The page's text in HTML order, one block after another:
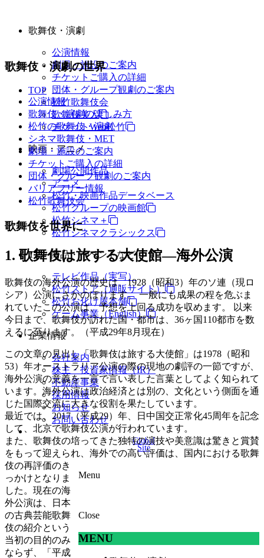
歌舞伎・演劇
公演情報
劇場・施設のご案内
チケットご購入の詳細
団体・グループ観劇のご案内
松竹歌舞伎会
歌舞伎美人
チケットWeb松竹
映画・アニメ
劇場公開作品
アニメ
松竹・映画作品データベース
松竹グループの映画館
松竹シネマ＋
松竹シネマクラシックス
TV・商品・イベントなど
テレビ作品（実写）
松竹ストア（通販サイト）
松竹お化け屋本舗
ゲーム事業（English）
企業情報
会社案内
株主・投資家情報（IR）
不動産事業
採用情報
お知らせ
お問い合わせ
Global
Site
Menu
Close
MENU
歌舞伎・演劇の世界
TOP
公演情報
歌舞伎・演劇の楽しみ方
松竹の歌舞伎・演劇
シネマ歌舞伎・MET
劇場・施設のご案内
チケットご購入の詳細
団体・グループ観劇のご案内
バリアフリー情報
松竹歌舞伎会
歌舞伎を世界に
1. 歌舞伎は旅する大使館―海外公演
歌舞伎の海外公演の歴史は、1928（昭和3）年のソ連（現ロ
シア）公演にさかのぼります。 一般にも成果の程を危ぶま
れていたこの公演は、予想を上回る成功を収めます。 以来
今日まで、歌舞伎が訪れた国・都市は、36ヶ国110都市を数
えるに至ります。（平成29年8月現在）
この文章の見出し「歌舞伎は旅する大使館」は1978（昭和
53）年オーストラリア公演の際の現地の劇評の一節ですが、
海外公演の意義を一言で言い表した言葉としてよく知られて
います。海外公演は政治経済とは別の、文化という側面を通
じた国際交流に大きな役割を果たしています。
最近では、2017（平成29）年、日中国交正常化45周年を記念
して、北京で歌舞伎公演が行われています。
また、歌舞伎の培ってきた独特の演技や美意識は驚きと賞賛
をもって迎えられ、海外での高い評価は、国内における歌舞
伎の再評価のき
っかけとなりま
した。現在の海
外公演は、日本
の古典芸能歌舞
伎の紹介という
当初の目的のみ
ならず、「平成